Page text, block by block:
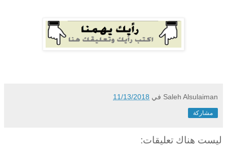
Saleh Alsulaiman في 11/13/2018
مشاركة
ليست هناك تعليقات: